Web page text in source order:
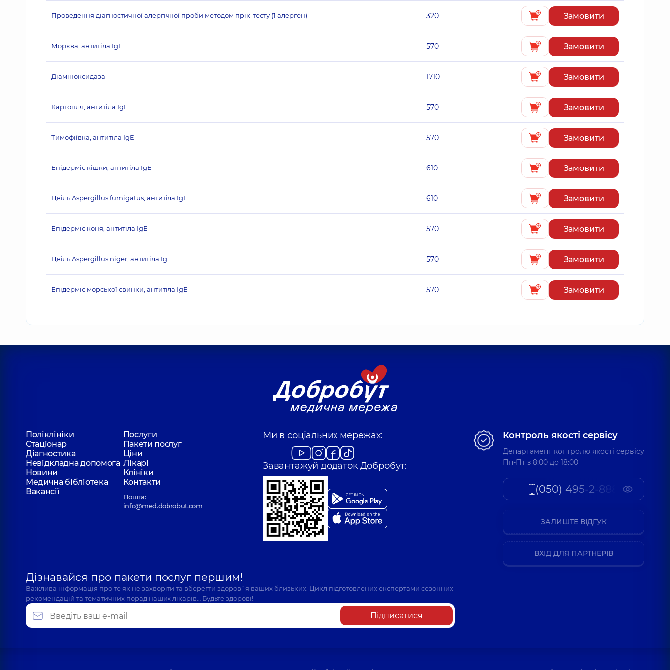
Проведення діагностичної алергічної проби методом прік-тесту (1 алерген) 320 Замовити
Морква, антитіла IgE 570 Замовити
Діаміноксидаза 1710 Замовити
Картопля, антитіла IgE 570 Замовити
Тимофіївка, антитіла IgE 570 Замовити
Епідерміс кішки, антитіла IgE 610 Замовити
Цвіль Aspergillus fumigatus, антитіла IgE 610 Замовити
Епідерміс коня, антитіла IgE 570 Замовити
Цвіль Aspergillus niger, антитіла IgE 570 Замовити
Епідерміс морської свинки, антитіла IgE 570 Замовити
Поліклініки
Послуги
Стаціонар
Пакети послуг
Діагностика
Ціни
Невідкладна допомога Лікарі
Новини
Клініки
Медична бібліотека
Контакти
Вакансії
Пошта:
info@med.dobrobut.com
Ми в соціальних мережах:
Завантажуй додаток Добробут:
Дізнавайся про пакети послуг першим!
Важлива інформація про те як не захворіти та вберегти здоров`я ваших близьких. Цикл підготовлених експертами сезонних
рекомендацій та тематичних порад наших лікарів… Будьте здорові!
Підписатися
Контроль якості сервісу
Департамент контролю якості сервісу
Пн-Пт з 8:00 до 18:00
(050) 495-2-888
ЗАЛИШТЕ ВІДГУК
ВХІД ДЛЯ ПАРТНЕРІВ